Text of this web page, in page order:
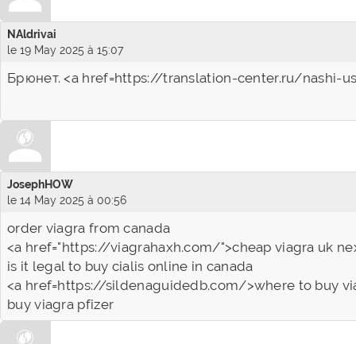
NAldrivai
le 19 May 2025 à 15:07
Брюнет. <a href=https://translation-center.ru/nashi-
JosephHOW
le 14 May 2025 à 00:56
order viagra from canada
<a href="https://viagrahaxh.com/">cheap viagra uk
is it legal to buy cialis online in canada
<a href=https://sildenaguidedb.com/>where to buy
buy viagra pfizer